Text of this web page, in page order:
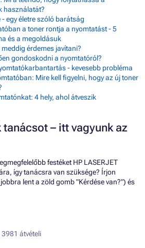
használatát?
egy életre szóló barátság
a toner rontja a nyomtatást - 5
és a megoldásuk
érdemes javítani?
gondoskodni a nyomtatóról?
- kevesebb probléma
Mire kell figyelni, hogy az új toner
4 hely, ahol átveszik
– itt vagyunk az
festéket HP LASERJET
így tanácsra van szüksége? Írjon
lent a zöld gomb "Kérdése van?") és
3981 átvételi